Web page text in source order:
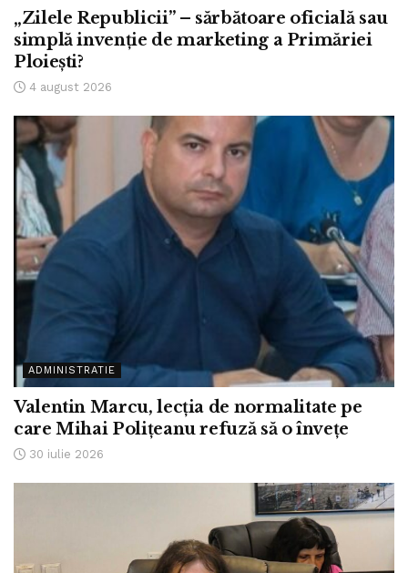
„Zilele Republicii” – sărbătoare oficială sau
simplă invenție de marketing a Primăriei
Ploiești?
4 august 2026
ADMINISTRATIE
Valentin Marcu, lecția de normalitate pe
care Mihai Polițeanu refuză să o învețe
30 iulie 2026